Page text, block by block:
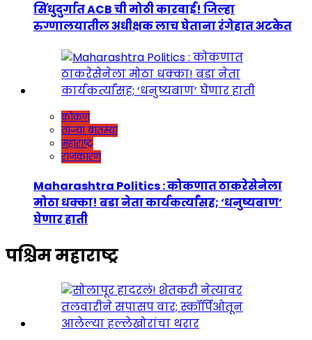
सिंधुदुर्गात ACB ची मोठी कारवाई! जिल्हा
रुग्णालयातील अधीक्षक लाच घेताना रंगेहात अटकेत
कोकण
ताज्या बातम्या
महाराष्ट्र
राजकारण
Maharashtra Politics : कोकणात ठाकरेसेनेला
मोठा धक्का! बडा नेता कार्यकर्त्यांसह; ‘धनुष्यबाण’
घेणार हाती
पश्चिम महाराष्ट्र